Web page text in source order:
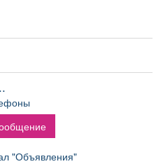
"Объявления"